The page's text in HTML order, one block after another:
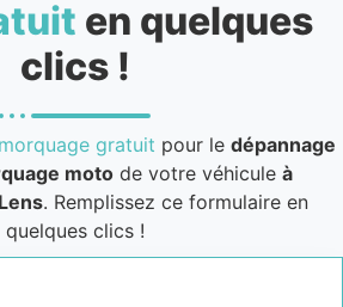
en quelques
clics !
gratuit pour le dépannage
motode votre véhicule à
. Remplissez ce formulaire en
quelques clics !